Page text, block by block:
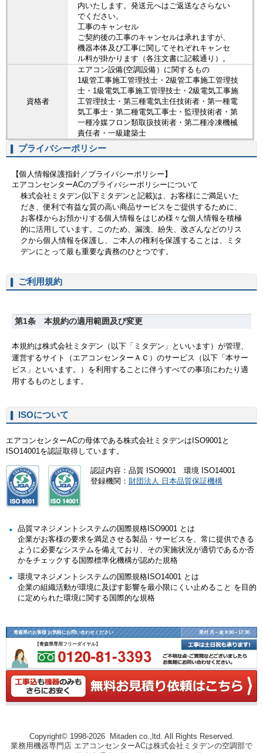
内いたします。発送元へはご返送なさらない
でください。
工事のキャンセル
ご契約後の工事のキャンセルは承れますが、
機器本体及び工事に関してそれぞれキャンセ
ル料が掛かります（各注文書に記載通り）。
資格者
エアコン設備(空調設備）に関するもの
1級管工事施工管理技士・2級管工事施工管理技
士・1級電気工事施工管理技士・2級電気工事施
工管理技士・第三種電気主任技術者・第一種電
気工事士・第二種電気工事士・監理技術者・第
一種冷媒フロン類取扱技術者・第二種冷凍機械
責任者・一級建築士
プライバシーポリシー
ご利用規約
ISOについて
エアコンセンターACの母体である株式会社ミタデンはISO9001と
ISO14001を認証取得しています。
認証内容：品質 ISO9001 環境 ISO14001
登録機関： 財団法人 日本品質保証機構
品質マネジメントシステムの国際規格ISO9001 とは
企業がお客様の要求を満足させる製品・サービスを、常に提供できる
ように必要なシステムを備えており、その実施状況が適切であるか否
かをチェックする国際標準化機構が認めた規格
環境マネジメントシステムの国際規格ISO14001 とは
企業の組織活動が環境に及ぼす影響を最小限にくい止めること を目的
に定められた環境に関する国際的な規格
青森県のお客様 お気軽にお問い合わせください 受付 月～金 9:00～17:30
【青森県専用フリーダイヤル】
Copyright© 1998-2026 Mitaden co.,ltd. All Rights Reserved.
業務用機器専門店 エアコンセンターACは株式会社ミタデンの空調部で